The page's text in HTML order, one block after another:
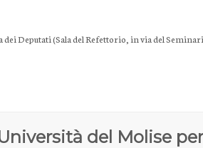
Deputati (Sala del Refettorio, in via del
del Molise